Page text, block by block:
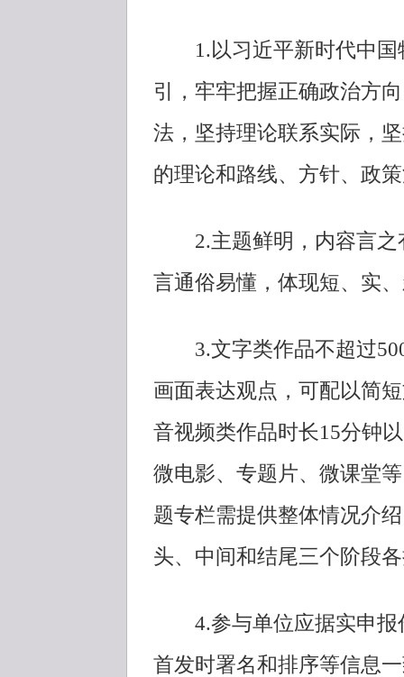
1.以习近平新时代中国
引，牢牢把握正确政治方
法，坚持理论联系实际，
的理论和路线、方针、政
2.主题鲜明，内容言之
言通俗易懂，体现短、实
3.文字类作品不超过
画面表达观点，可配以简
音视频类作品时长15分钟
微电影、专题片、微课堂
题专栏需提供整体情况介
头、中间和结尾三个阶段
4.参与单位应据实申报
首发时署名和排序等信息